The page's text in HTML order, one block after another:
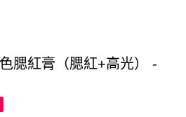
腮紅膏（腮紅+高光） -